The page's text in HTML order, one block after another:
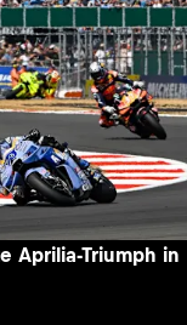
Aprilia-Triumph in